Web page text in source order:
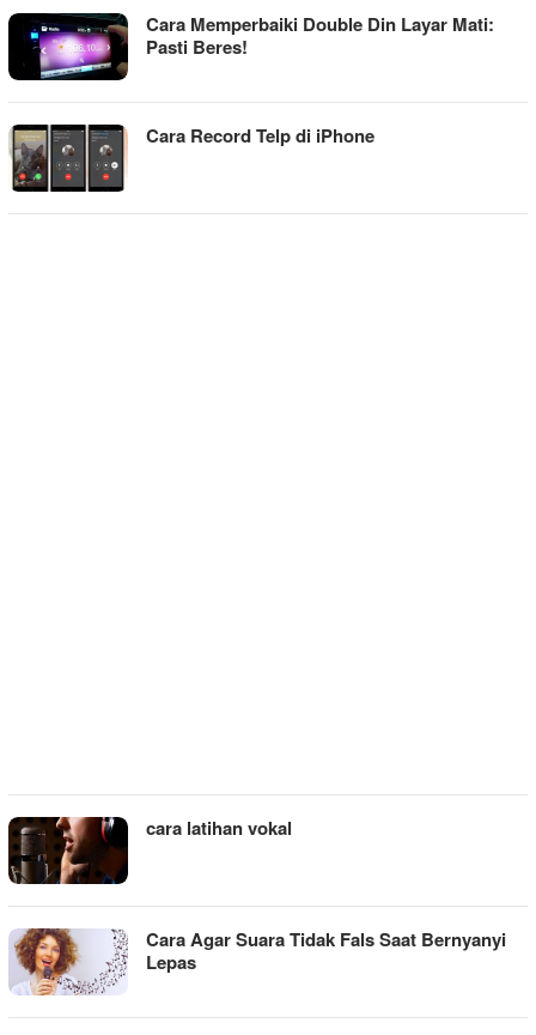
Cara Memperbaiki Double Din Layar Mati:
Pasti Beres!
Cara Record Telp di iPhone
cara latihan vokal
Cara Agar Suara Tidak Fals Saat Bernyanyi
Lepas